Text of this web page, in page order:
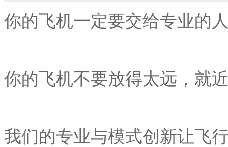
你的飞机一定要交给专业的
你的飞机不要放得太远，就
我们的专业与模式创新让飞